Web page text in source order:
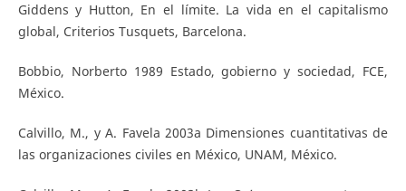
Giddens y Hutton, En el límite. La vida en el capitalismo
global, Criterios Tusquets, Barcelona.
Bobbio, Norberto 1989 Estado, gobierno y sociedad, FCE,
México.
Calvillo, M., y A. Favela 2003a Dimensiones cuantitativas de
las organizaciones civiles en México, UNAM, México.